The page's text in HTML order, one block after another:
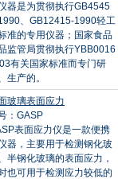
器是为贯彻执行GB4545
、GB12415-1990轻工
准的专用仪器；国家食品
监管局贯彻执行YBB0016
有关国家标准而专门研
生产的。
玻璃表面应力
：GASP
表面应力仪是一款便携
器，主要用于检测钢化玻
半钢化玻璃的表面应力，
也可用于检测应力较低的